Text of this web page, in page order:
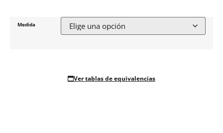
Medida
Ver tablas de equivalencias